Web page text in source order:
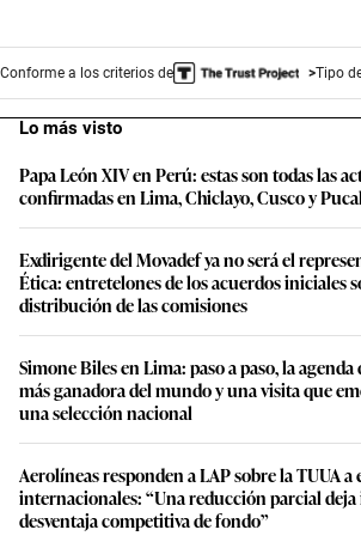
Conforme a los criterios de Tipo
Lo más visto
Papa León XIV en Perú: estas son todas las
confirmadas en Lima, Chiclayo, Cusco y
Exdirigente del Movadef ya no será el
Ética: entretelones de los acuerdos iniciales
distribución de las comisiones
Simone Biles en Lima: paso a paso, la
más ganadora del mundo y una visita que
una selección nacional
Aerolíneas responden a LAP sobre la TUUA a
internacionales: “Una reducción parcial
desventaja competitiva de fondo”